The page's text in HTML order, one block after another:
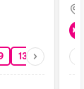
13/09 20/09